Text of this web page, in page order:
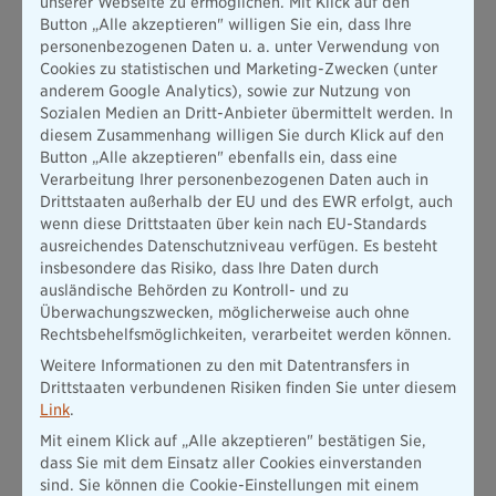
A+ („Sehr gut“). Diese selten vergebene Spitzenbewertung
der unabhängigen Experten unterstreicht die nachhaltige
Solidität des Unternehmens.
Die Nettoverzinsung der Kapitalanlagen blieb trotz des
Niedrigzinsumfeldes im abgelaufenen Geschäftsjahr mit 5,0
Prozent nahezu unverändert (5,2 Prozent für 2016). Die
Ergebnisse liegen auch im Langfristvergleich im Spitzenfeld
der deutschen Lebensversicherer.
„Unsere konservative, langfristig angelegte
Kapitalanlagestrategie zahlt sich aus“, sagt Thomas Heigl,
Vorstand der Bayerischen. „Wir setzen auf
Immobilieninvestments und einen Mix verschiedener Anlagen
- mit überdurchschnittlichen Ergebnissen.“
Die Komposittochter Bayerische Beamten Versicherung AG
(Vorjahr 110 Millionen Euro), ein Zuwachs von 10 Prozent. Die
Zahl der Verträge stieg um 13,5 Prozent auf 773.000. Die
Combined Ratio (brutto) betrug 96,9 Prozent.
„Unsere Produktinnovationen fanden starke Resonanz am
Markt“, sagt Vorstand Martin Gräfer, zugleich
Button „Alle akzeptieren" willigen Sie ein, dass Ihre
personenbezogenen Daten u. a. unter Verwendung von
Cookies zu statistischen und Marketing-Zwecken (unter
anderem Google Analytics), sowie zur Nutzung von
Sozialen Medien an Dritt-Anbieter übermittelt werden. In
diesem Zusammenhang willigen Sie durch Klick auf den
Button „Alle akzeptieren" ebenfalls ein, dass eine
Verarbeitung Ihrer personenbezogenen Daten auch in
Drittstaaten außerhalb der EU und des EWR erfolgt, auch
wenn diese Drittstaaten über kein nach EU-Standards
ausreichendes Datenschutzniveau verfügen. Es besteht
insbesondere das Risiko, dass Ihre Daten durch
ausländische Behörden zu Kontroll- und zu
Überwachungszwecken, möglicherweise auch ohne
Rechtsbehelfsmöglichkeiten, verarbeitet werden können.
Weitere Informationen zu den mit Datentransfers in
Drittstaaten verbundenen Risiken finden Sie unter diesem
Link.
Mit einem Klick auf „Alle akzeptieren" bestätigen Sie,
dass Sie mit dem Einsatz aller Cookies einverstanden
sind. Sie können die Cookie-Einstellungen mit einem